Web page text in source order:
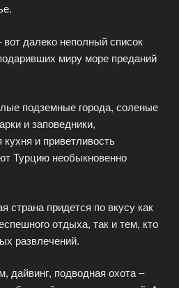
далеко неполный список
миру море преданий
подземные города, соленые
и заповедники,
и приветливость
Турцию необыкновенно
страна придется по вкусу как
отдыха, так и тем, кто
развлечений.
дайвинг, подводная охота –